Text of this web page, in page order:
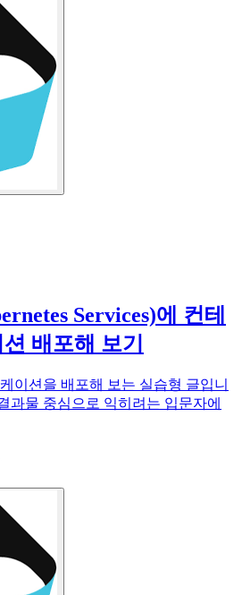
Services)에 컨테
배포해 보기
이션을 배포해 보는 실습형 글입니
과물 중심으로 익히려는 입문자에